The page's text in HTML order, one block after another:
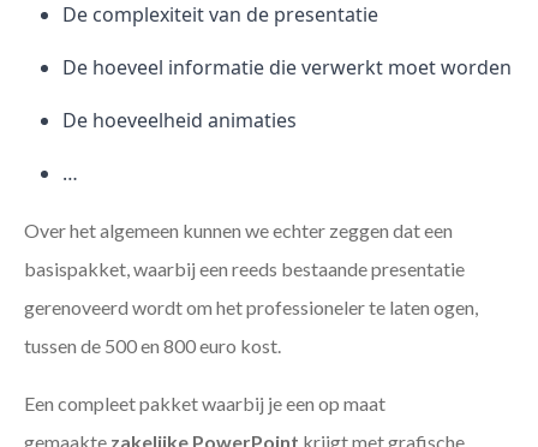
De complexiteit van de presentatie
De hoeveel informatie die verwerkt moet worden
De hoeveelheid animaties
…
Over het algemeen kunnen we echter zeggen dat een
basispakket, waarbij een reeds bestaande presentatie
gerenoveerd wordt om het professioneler te laten ogen,
tussen de 500 en 800 euro kost.
Een compleet pakket waarbij je een op maat
gemaakte zakelijke PowerPoint krijgt met grafische